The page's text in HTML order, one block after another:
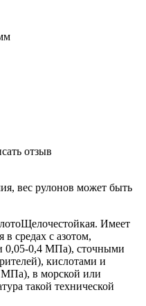
отзыв
вес рулонов может быть
Имеет
в средах с азотом,
0,05-0,4 МПа), сточными
кислотами и
в морской или
такой технической